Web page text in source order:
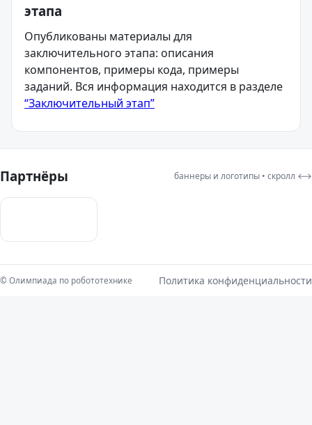
этапа
Опубликованы материалы для
заключительного этапа: описания
компонентов, примеры кода, примеры
заданий. Вся информация находится в разделе
“Заключительный этап”
Партнёры баннеры и логотипы • скролл ⟷
© Олимпиада по робототехнике Политика конфиденциальности